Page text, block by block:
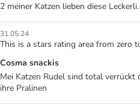
2 meiner Katzen lieben diese Leckerli.
31.05.24
This is a stars rating area from zero
Cosma snackis
Mei Katzen Rudel sind total verrückt
ihre Pralinen